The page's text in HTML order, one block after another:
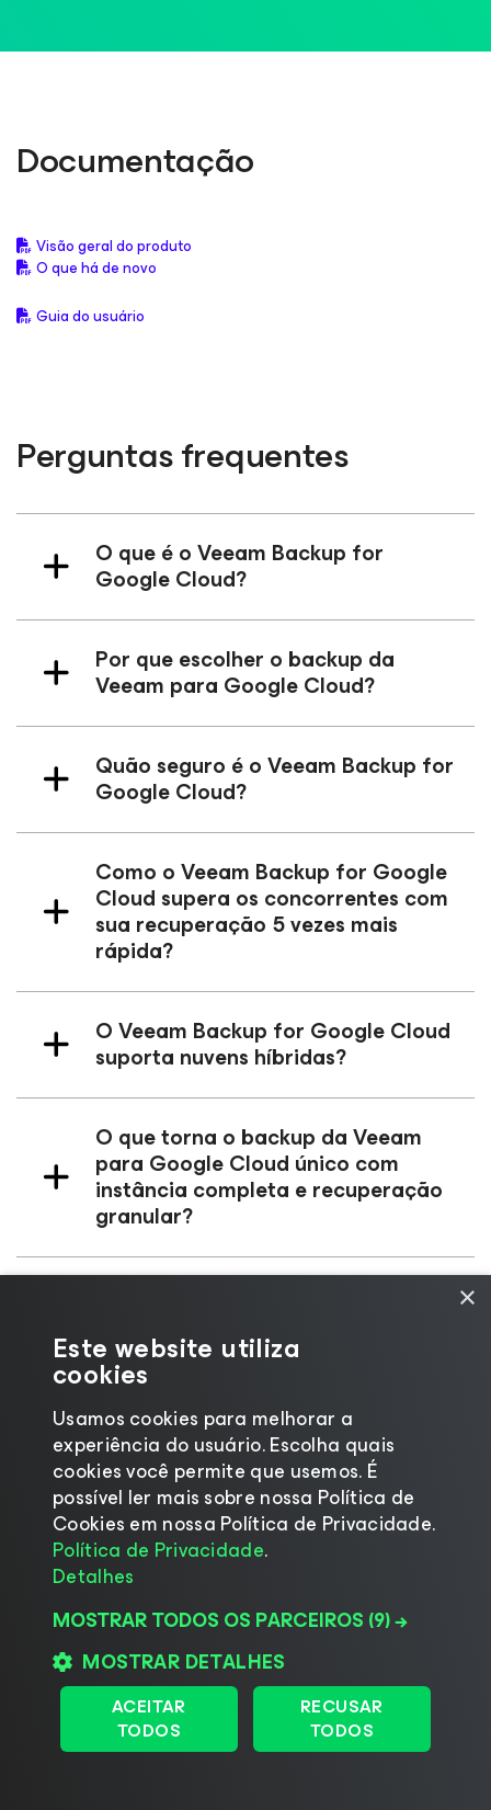
Documentação
Visão geral do produto
O que há de novo
Guia do usuário
Perguntas frequentes
O que é o Veeam Backup for
Google Cloud?
Por que escolher o backup da
Veeam para Google Cloud?
Quão seguro é o Veeam Backup for
Google Cloud?
Como o Veeam Backup for Google
Cloud supera os concorrentes com
sua recuperação 5 vezes mais
rápida?
O Veeam Backup for Google Cloud
suporta nuvens híbridas?
O que torna o backup da Veeam
para Google Cloud único com
instância completa e recuperação
granular?
Quais são os recursos inovadores
do Veeam Backupfor Google
Cloudque tornam a recuperação
de dados um processo sem
complicações?
Como o Veeam Backup
Cloudgarante uma proteção
Como posso integrar o Veeam
Backupfor Google Cloudcom
×
Este website utiliza
cookies
Usamos cookies para melhorar a
experiência do usuário. Escolha quais
cookies você permite que usemos. É
possível ler mais sobre nossa Política de
Cookies em nossa Política de Privacidade.
Política de Privacidade.
Detalhes
MOSTRAR TODOS OS PARCEIROS (9) →
MOSTRAR DETALHES
ACEITAR
TODOS
RECUSAR
TODOS